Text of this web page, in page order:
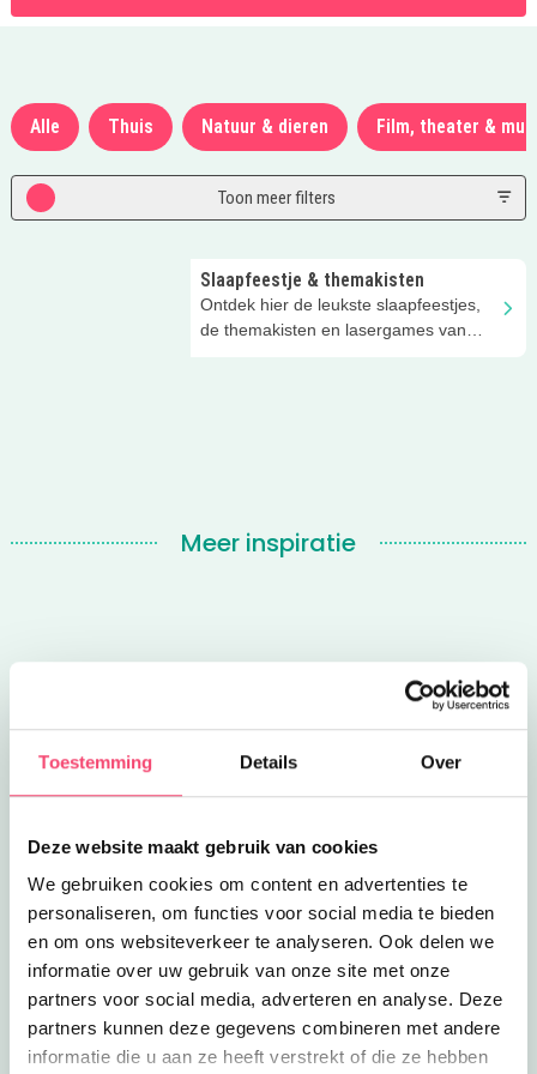
Toestemming Details Over
Deze website maakt gebruik van cookies
We gebruiken cookies om content en advertenties te
personaliseren, om functies voor social media te bieden
en om ons websiteverkeer te analyseren. Ook delen we
informatie over uw gebruik van onze site met onze
partners voor social media, adverteren en analyse. Deze
partners kunnen deze gegevens combineren met andere
informatie die u aan ze heeft verstrekt of die ze hebben
Alle Thuis Natuur & dieren Film, theater &
Toon meer filters
Slaapfeestje & themakisten
Ontdek hier de leukste slaapfeestjes,
de themakisten en lasergames van
Meer inspiratie
Op zoek naar een leuk kinderfeestjes in de
Kinderfeestjes in Beilen
Kinderfeestjes in Borger
Kinderfeestjes in Diever
Kinderfeestjes in Dwingeloo
Kinderfeestjes in Eelde
Kinderfeestjes in Emmen
Kinderfeestjes in Exloo
Kinderfeestjes in Frederiksoord
Kinderfeestjes in Gasselte
Kinderfeestjes in Gieten
Kinderfeestjes in Havelte
Kinderfeestjes in Hoogeveen